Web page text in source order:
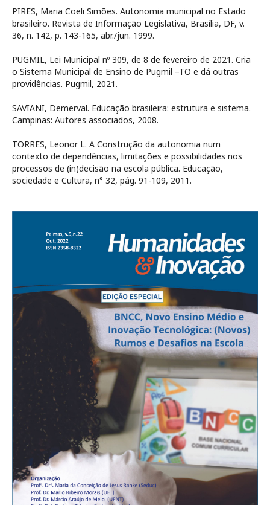
PIRES, Maria Coeli Simões. Autonomia municipal no Estado
brasileiro. Revista de Informação Legislativa, Brasília, DF, v.
36, n. 142, p. 143-165, abr./jun. 1999.
PUGMIL, Lei Municipal nº 309, de 8 de fevereiro de 2021. Cria
o Sistema Municipal de Ensino de Pugmil –TO e dá outras
providências. Pugmil, 2021.
SAVIANI, Demerval. Educação brasileira: estrutura e sistema.
Campinas: Autores associados, 2008.
TORRES, Leonor L. A Construção da autonomia num
contexto de dependências, limitações e possibilidades nos
processos de (in)decisão na escola pública. Educação,
sociedade e Cultura, n° 32, pág. 91-109, 2011.